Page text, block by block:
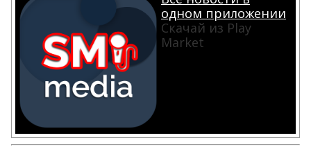
одном приложении
Скачай из Play
Market